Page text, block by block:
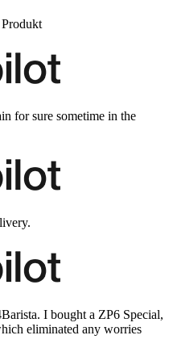
for sure sometime in the
I bought a ZP6 Special,
eliminated any worries